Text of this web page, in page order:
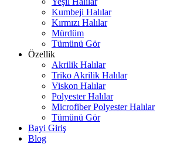
Kumbeji Halılar
Kırmızı Halılar
Mürdüm
Tümünü Gör
Özellik
Akrilik Halılar
Triko Akrilik Halılar
Viskon Halılar
Polyester Halılar
Microfiber Polyester Halılar
Tümünü Gör
Bayi Giriş
Blog